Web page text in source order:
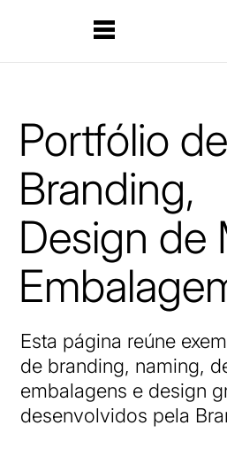
Portfólio de
Branding,
Design de
Esta página reúne
de branding, naming,
embalagens e design
desenvolvidos pela